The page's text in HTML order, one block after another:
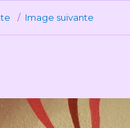
Image suivante